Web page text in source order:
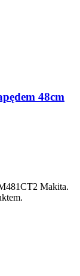
48cm
Makita.